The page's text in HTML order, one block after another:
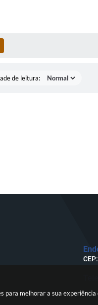
para melhorar a sua
de leitura: